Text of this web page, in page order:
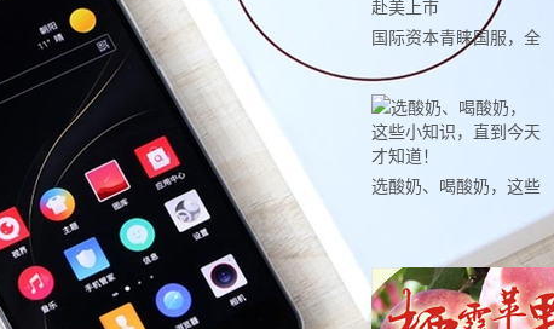
国际资本青睐国服，全
力推动英格来思赴美上
市
选酸奶、喝酸奶，这些
小知识，直到今天才知